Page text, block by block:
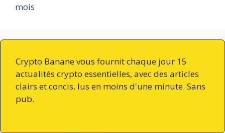
mois
Crypto Banane vous fournit chaque jour 15
actualités crypto essentielles, avec des articles
clairs et concis, lus en moins d'une minute. Sans
pub.